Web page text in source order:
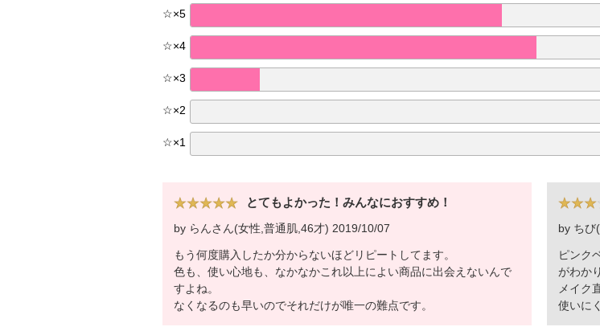
☆×5
☆×4
☆×3
☆×2
☆×1
とてもよかった！みんなにおすすめ！
by らんさん(女性,普通肌,46才) 2019/10/07
もう何度購入したか分からないほどリピートしてます。
色も、使い心地も、なかなかこれ以上によい商品に出会えないんで
すよね。
なくなるのも早いのでそれだけが唯一の難点です。
by ち
ピンク
がわか
メイク
使いに